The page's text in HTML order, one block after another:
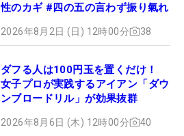
性のカギ #四の五の言わず振り氣れ
2026年8月2日 (日) 12時00分 38
ダフる人は100円玉を置くだけ！
女子プロが実践するアイアン「ダウ
ンブロードリル」が効果抜群
2026年8月6日 (木) 12時00分 40